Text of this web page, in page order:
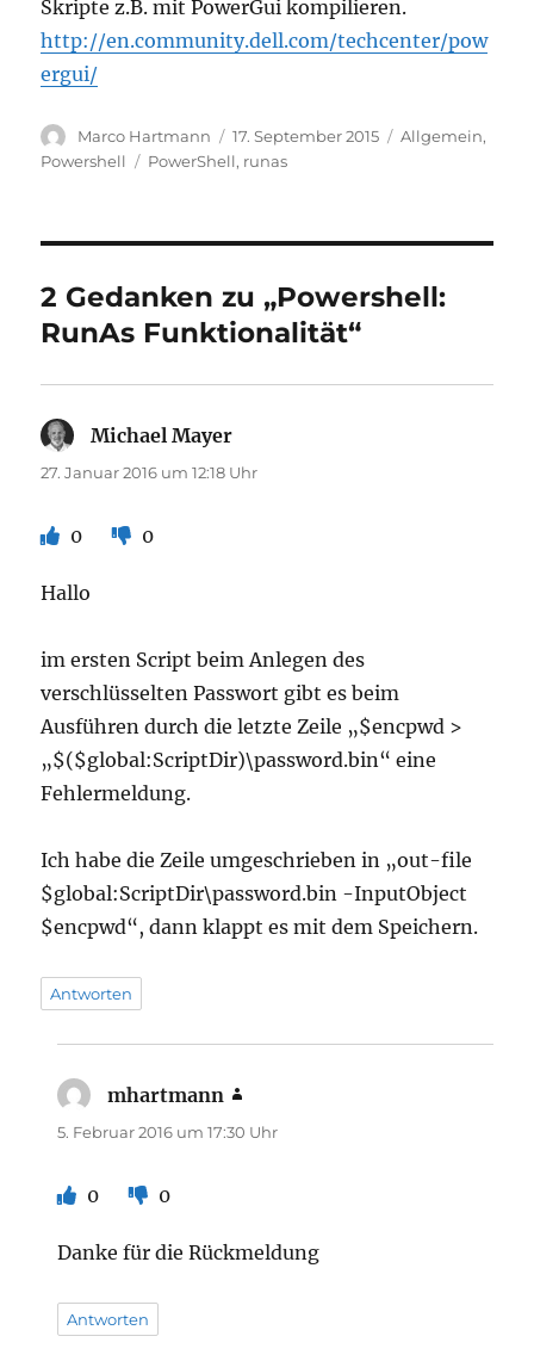
Skripte z.B. mit PowerGui kompilieren.
http://en.community.dell.com/techcenter/pow
ergui/
Autor
Marco Hartmann
Veröffentlicht
am
17. September 2015 Kategorien
Allgemein,
Powershell
Schlagwörter
PowerShell, runas
2 Gedanken zu „Powershell:
RunAs Funktionalität“
Michael Mayer
27. Januar 2016 um 12:18 Uhr
0 0
Hallo
im ersten Script beim Anlegen des
verschlüsselten Passwort gibt es beim
Ausführen durch die letzte Zeile „$encpwd >
„$($global:ScriptDir)\password.bin“ eine
Fehlermeldung.
Ich habe die Zeile umgeschrieben in „out-file
$global:ScriptDir\password.bin -InputObject
$encpwd“, dann klappt es mit dem Speichern.
Antworten
mhartmann
5. Februar 2016 um 17:30 Uhr
0 0
Danke für die Rückmeldung
Antworten